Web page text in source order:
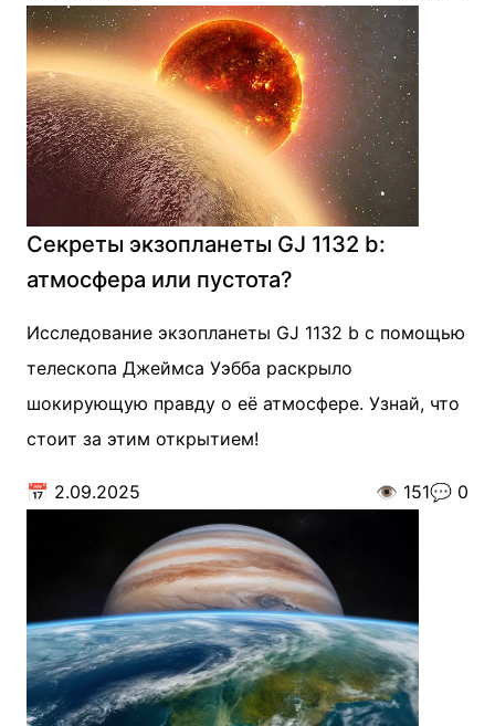
Секреты экзопланеты GJ 1132 b:
атмосфера или пустота?
Исследование экзопланеты GJ 1132 b с помощью
телескопа Джеймса Уэбба раскрыло
шокирующую правду о её атмосфере. Узнай, что
стоит за этим открытием!
📅 2.09.2025 👁️ 151💬 0